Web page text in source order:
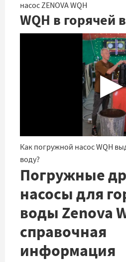
насос ZENOVA WQH
WQH в горячей
▶
Как погружной насос WQH
воду?
Погружные
насосы для
воды Zenova
справочная
информация